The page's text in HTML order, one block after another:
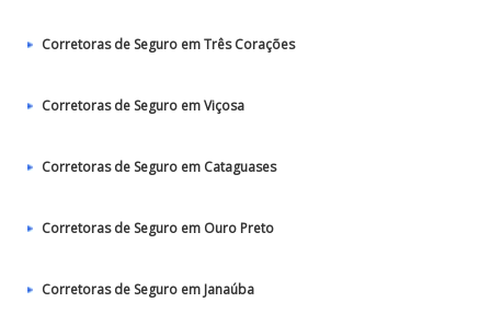
Corretoras de Seguro em Três Corações
Corretoras de Seguro em Viçosa
Corretoras de Seguro em Cataguases
Corretoras de Seguro em Ouro Preto
Corretoras de Seguro em Janaúba